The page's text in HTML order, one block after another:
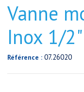
Vanne
Inox 1/
Référence : 07.26020